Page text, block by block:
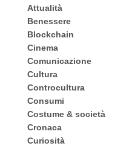
Attualità
Benessere
Blockchain
Cinema
Comunicazione
Cultura
Controcultura
Consumi
Costume & società
Cronaca
Curiosità